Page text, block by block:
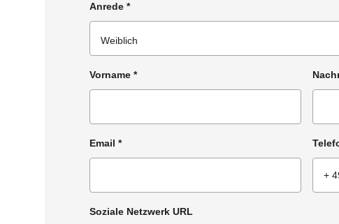
Anrede *
Vorname *
Email *
Soziale Netzwerk URL